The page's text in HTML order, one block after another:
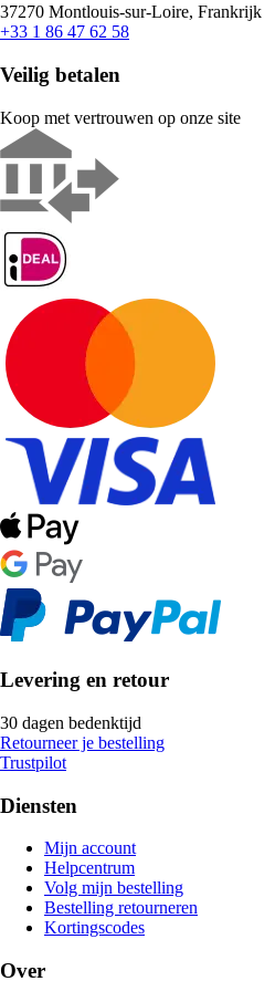
37270 Montlouis-sur-Loire, Frankrijk
+33 1 86 47 62 58
Veilig betalen
Koop met vertrouwen op onze site
Levering en retour
30 dagen bedenktijd
Retourneer je bestelling
Trustpilot
Diensten
Mijn account
Helpcentrum
Volg mijn bestelling
Bestelling retourneren
Kortingscodes
Over